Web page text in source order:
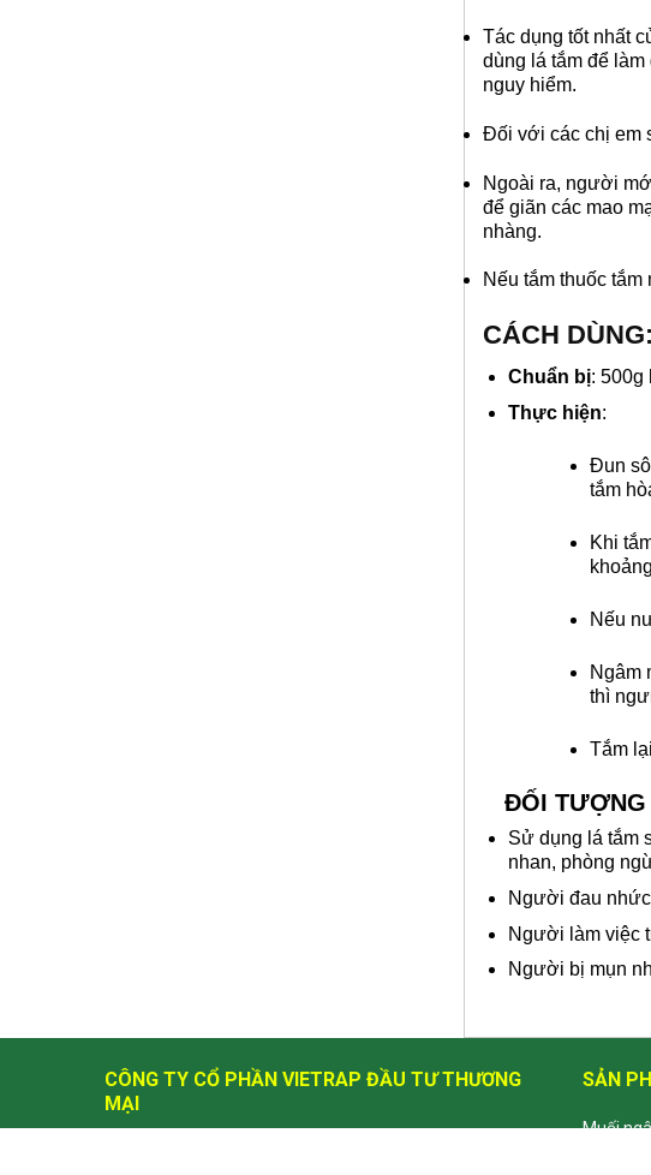
Tác dụng tốt nhất
dùng lá tắm để
nguy hiểm.
Đối với các chị em
Ngoài ra, người
để giãn các mao
nhàng.
Nếu tắm thuốc
CÁCH DÙNG:
Chuẩn bị: 500g
Thực hiện:
Đun
tắm
Khi
Nếu
Ngâm
thì
Tắm
ĐỐI TƯỢNG
Sử dụng lá tắm
nhan, phòng
Người đau
Người làm việc
Người bị mụn
CÔNG TY CỔ PHẦN VIETRAP ĐẦU TƯ THƯƠNG
MẠI
SẢN
Muối